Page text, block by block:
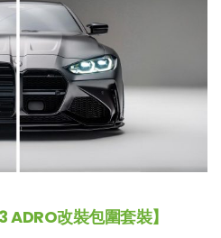
ADRO改裝包圍套裝】